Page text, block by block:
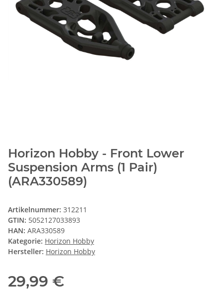
Horizon Hobby - Front Lower
Suspension Arms (1 Pair)
(ARA330589)
Artikelnummer: 312211
GTIN: 5052127033893
HAN: ARA330589
Kategorie: Horizon Hobby
Hersteller: Horizon Hobby
29,99 €